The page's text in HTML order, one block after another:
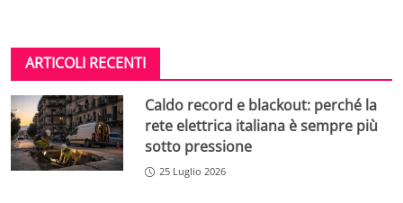
ARTICOLI RECENTI
Caldo record e blackout: perché la
rete elettrica italiana è sempre più
sotto pressione
25 Luglio 2026